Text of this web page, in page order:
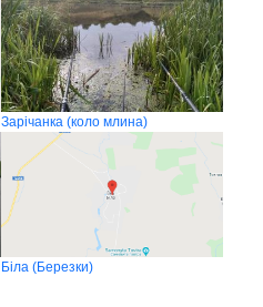
Зарічанка (коло млина)
Біла (Березки)